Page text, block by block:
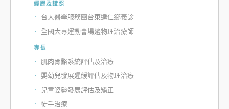
經歷及證照
台大醫學服務團台東達仁鄉義診
全國大專運動會場邊物理治療師
專長
肌肉骨骼系統評估及治療
嬰幼兒發展遲緩評估及物理治療
兒童姿勢發展評估及矯正
徒手治療